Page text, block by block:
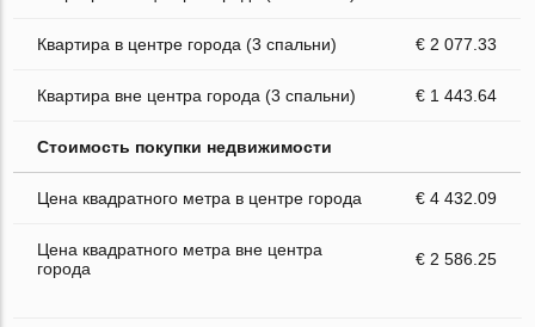
Квартира в центре города (3 спальни) € 2 077.33
Квартира вне центра города (3 спальни) € 1 443.64
Стоимость покупки недвижимости
Цена квадратного метра в центре города € 4 432.09
Цена квадратного метра вне центра
города
€ 2 586.25